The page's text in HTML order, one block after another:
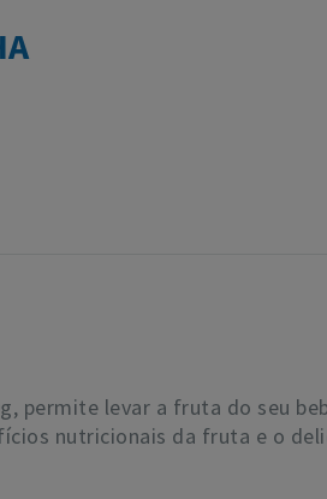
permite levar a fruta do seu
nutricionais da fruta e o